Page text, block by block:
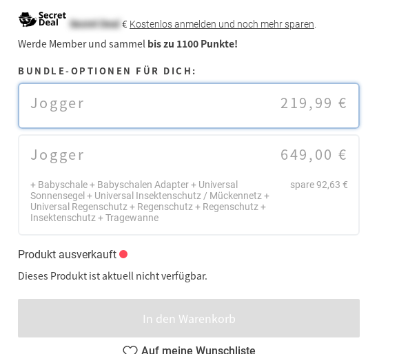
Secret Deal € Kostenlos anmelden und noch mehr sparen
Werde Member und sammel bis zu 1100 Punkte!
BUNDLE-OPTIONEN FÜR DICH:
Jogger 219,99 €
Jogger
+ Babyschale + Babyschalen Adapter + Universal
Sonnensegel + Universal Insektenschutz / Mückennetz +
Universal Regenschutz + Regenschutz + Regenschutz +
Insektenschutz + Tragewanne
649,00 €
spare 92,63 €
Produkt ausverkauft
Dieses Produkt ist aktuell nicht verfügbar.
In den Warenkorb
Auf meine Wunschliste